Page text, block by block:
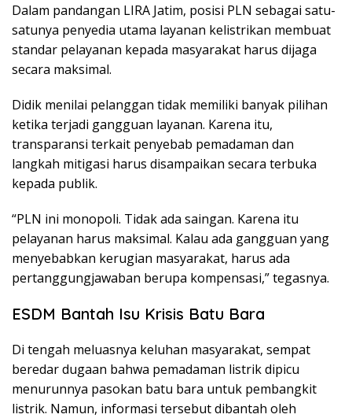
Dalam pandangan LIRA Jatim, posisi PLN sebagai satu-
satunya penyedia utama layanan kelistrikan membuat
standar pelayanan kepada masyarakat harus dijaga
secara maksimal.
Didik menilai pelanggan tidak memiliki banyak pilihan
ketika terjadi gangguan layanan. Karena itu,
transparansi terkait penyebab pemadaman dan
langkah mitigasi harus disampaikan secara terbuka
kepada publik.
“PLN ini monopoli. Tidak ada saingan. Karena itu
pelayanan harus maksimal. Kalau ada gangguan yang
menyebabkan kerugian masyarakat, harus ada
pertanggungjawaban berupa kompensasi,” tegasnya.
ESDM Bantah Isu Krisis Batu Bara
Di tengah meluasnya keluhan masyarakat, sempat
beredar dugaan bahwa pemadaman listrik dipicu
menurunnya pasokan batu bara untuk pembangkit
listrik. Namun, informasi tersebut dibantah oleh